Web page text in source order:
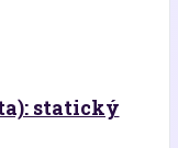
statický